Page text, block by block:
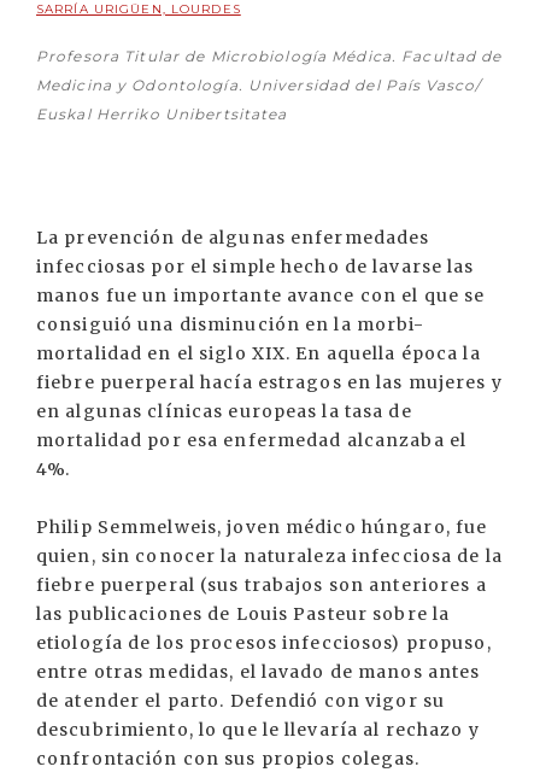
SARRÍA URIGÜEN, LOURDES
Profesora Titular de Microbiología Médica. Facultad de
Medicina y Odontología. Universidad del País Vasco/
Euskal Herriko Unibertsitatea
La prevención de algunas enfermedades
infecciosas por el simple hecho de lavarse las
manos fue un importante avance con el que se
consiguió una disminución en la morbi-
mortalidad en el siglo XIX. En aquella época la
fiebre puerperal hacía estragos en las mujeres y
en algunas clínicas europeas la tasa de
mortalidad por esa enfermedad alcanzaba el
4%.
Philip Semmelweis, joven médico húngaro, fue
quien, sin conocer la naturaleza infecciosa de la
fiebre puerperal (sus trabajos son anteriores a
las publicaciones de Louis Pasteur sobre la
etiología de los procesos infecciosos) propuso,
entre otras medidas, el lavado de manos antes
de atender el parto. Defendió con vigor su
descubrimiento, lo que le llevaría al rechazo y
confrontación con sus propios colegas.